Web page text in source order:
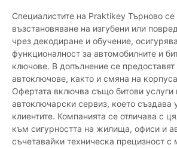
Специалистите на Praktikey Търново се
възстановяване на изгубени или
чрез декодиране и обучение,
функционалност за автомобилните и
ключове. В допълнение се
автоключове, както и смяна на
Офертата включва също битови услуги
автоключарски сервиз, което създава
клиентите. Компанията се отличава с
към сигурността на жилища, офиси и
съчетавайки техническа прецизност с